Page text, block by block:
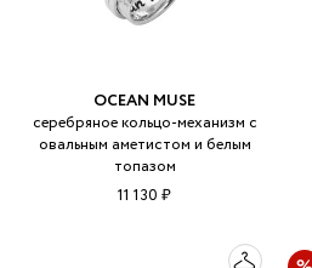
OCEAN MUSE
серебряное кольцо-механизм с
овальным аметистом и белым
топазом
11 130 ₽